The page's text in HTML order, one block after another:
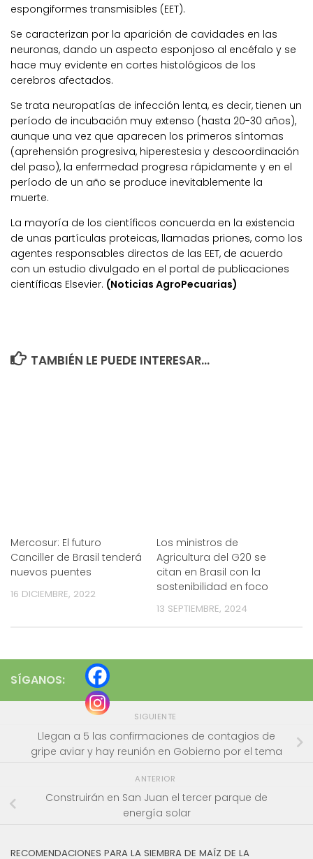
espongiformes transmisibles (EET).
Se caracterizan por la aparición de cavidades en las
neuronas, dando un aspecto esponjoso al encéfalo y se
hace muy evidente en cortes histológicos de los
cerebros afectados.
Se trata neuropatías de infección lenta, es decir, tienen un
período de incubación muy extenso (hasta 20-30 años),
aunque una vez que aparecen los primeros síntomas
(aprehensión progresiva, hiperestesia y descoordinación
del paso), la enfermedad progresa rápidamente y en el
período de un año se produce inevitablemente la
muerte.
La mayoría de los científicos concuerda en la existencia
de unas partículas proteicas, llamadas priones, como los
agentes responsables directos de las EET, de acuerdo
con un estudio divulgado en el portal de publicaciones
científicas Elsevier. (Noticias AgroPecuarias)
TAMBIÉN LE PUEDE INTERESAR...
Mercosur: El futuro
Canciller de Brasil tenderá
nuevos puentes
16 DICIEMBRE, 2022
Los ministros de
Agricultura del G20 se
citan en Brasil con la
sostenibilidad en foco
13 SEPTIEMBRE, 2024
SÍGANOS:
SIGUIENTE
Llegan a 5 las confirmaciones de contagios de
gripe aviar y hay reunión en Gobierno por el tema
ANTERIOR
Construirán en San Juan el tercer parque de
energía solar
RECOMENDACIONES PARA LA SIEMBRA DE MAÍZ DE LA